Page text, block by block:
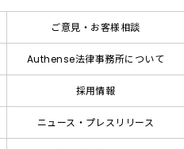
ご意見・お客様相談
Authense法律事務所について
採用情報
ニュース・プレスリリース